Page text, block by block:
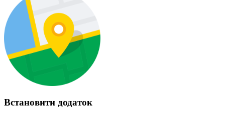
Встановити додаток